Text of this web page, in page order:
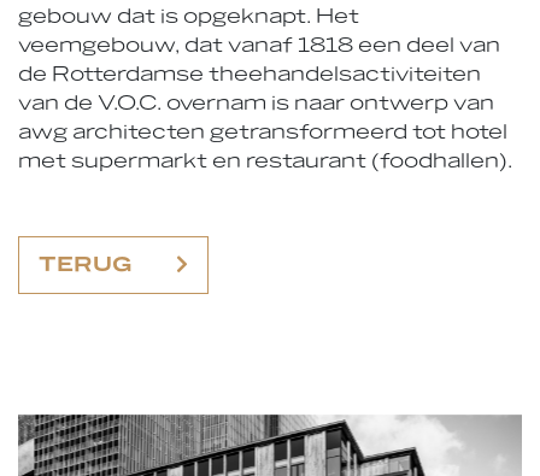
gebouw dat is opgeknapt. Het
veemgebouw, dat vanaf 1818 een deel van
de Rotterdamse theehandelsactiviteiten
van de V.O.C. overnam is naar ontwerp van
awg architecten getransformeerd tot hotel
met supermarkt en restaurant (foodhallen).
TERUG